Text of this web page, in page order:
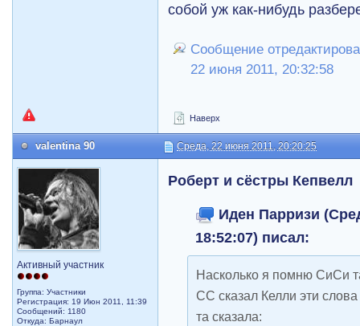
собой уж как-нибудь
Сообщение
22 июня 2011, 20:32:58
Наверх
valentina 90 Среда, 22 июня 2011, 20:20:25
Активный участник
Группа: Участники
Регистрация: 19 Июн 2011, 11:39
Сообщений: 1180
Откуда: Барнаул
Роберт и сёстры Кепвелл
Иден Парризи
18:52:07) писал:
Насколько я помню СиСи
СС сказал Келли эти
та сказала: